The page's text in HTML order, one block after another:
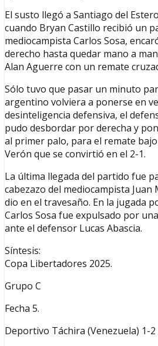
El susto llegó a Santiago del
cuando Bryan Castillo recibió un
mediocampista Carlos Sosa,
derecho hasta quedar mano a
Alan Aguerre con un remate
Sólo tuvo que pasar un minuto
argentino volviera a ponerse en
desinteligencia defensiva, el
pudo desbordar por derecha y
al primer palo, para el remate
Verón que se convirtió en el 2-1.
La última llegada del partido fue
cabezazo del mediocampista Juan
dio en el travesaño. En la jugada
Carlos Sosa fue expulsado por
ante el defensor Lucas Abascia.
Síntesis:
Copa Libertadores 2025.
Grupo C
Fecha 5.
Deportivo Táchira (Venezuela) 1-